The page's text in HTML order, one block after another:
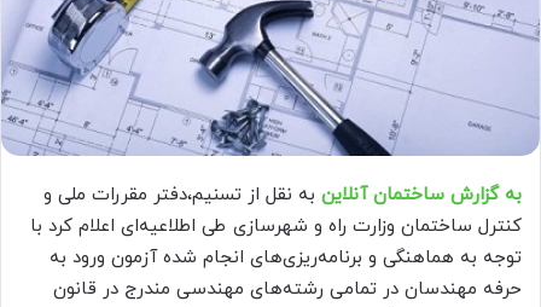
به گزارش ساختمان آنلاین به نقل از تسنیم،دفتر مقررات ملی و
کنترل ساختمان وزارت راه و شهرسازی طی اطلاعیه‌ای اعلام کرد با
توجه به هماهنگی و برنامه‌ریزی‌های انجام شده آزمون ورود به
حرفه مهندسان در تمامی رشته‌های مهندسی مندرج در قانون